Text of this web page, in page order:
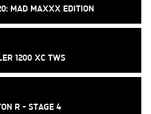
MAD MAXXX EDITION
1200 XC TWS
R - STAGE 4